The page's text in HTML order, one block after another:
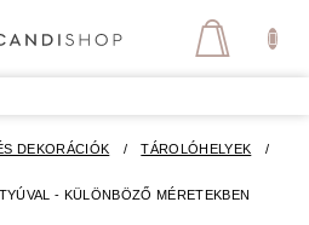
KOSÁR
DEKORÁCIÓK / TÁROLÓHELYEK
/
- KÜLÖNBÖZŐ MÉRETEKBEN